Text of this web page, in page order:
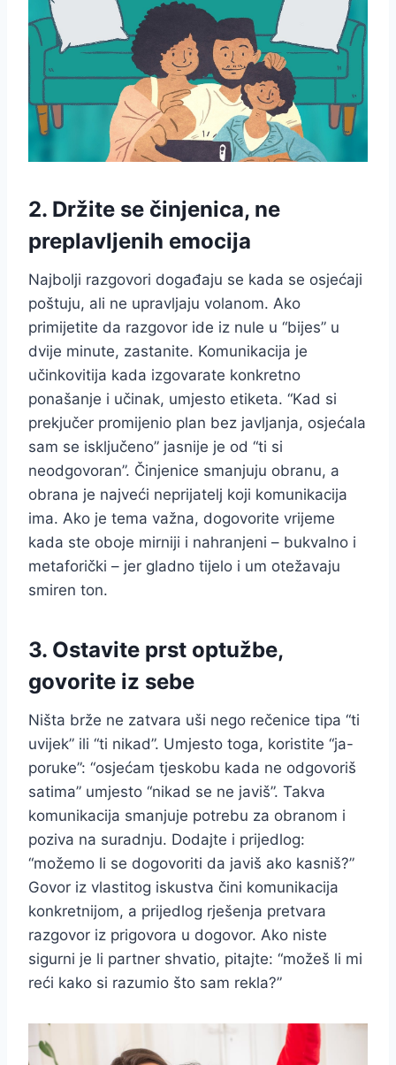
2. Držite se činjenica, ne
preplavljenih emocija
Najbolji razgovori događaju se kada se osjećaji
poštuju, ali ne upravljaju volanom. Ako
primijetite da razgovor ide iz nule u “bijes” u
dvije minute, zastanite. Komunikacija je
učinkovitija kada izgovarate konkretno
ponašanje i učinak, umjesto etiketa. “Kad si
prekjučer promijenio plan bez javljanja, osjećala
sam se isključeno” jasnije je od “ti si
neodgovoran”. Činjenice smanjuju obranu, a
obrana je najveći neprijatelj koji komunikacija
ima. Ako je tema važna, dogovorite vrijeme
kada ste oboje mirniji i nahranjeni – bukvalno i
metaforički – jer gladno tijelo i um otežavaju
smiren ton.
3. Ostavite prst optužbe,
govorite iz sebe
Ništa brže ne zatvara uši nego rečenice tipa “ti
uvijek” ili “ti nikad”. Umjesto toga, koristite “ja-
poruke”: “osjećam tjeskobu kada ne odgovoriš
satima” umjesto “nikad se ne javiš”. Takva
komunikacija smanjuje potrebu za obranom i
poziva na suradnju. Dodajte i prijedlog:
“možemo li se dogovoriti da javiš ako kasniš?”
Govor iz vlastitog iskustva čini komunikacija
konkretnijom, a prijedlog rješenja pretvara
razgovor iz prigovora u dogovor. Ako niste
sigurni je li partner shvatio, pitajte: “možeš li mi
reći kako si razumio što sam rekla?”